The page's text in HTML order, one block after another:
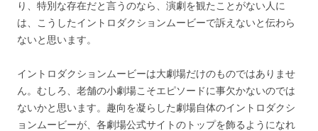
り、特別な存在だと言うのなら、演劇を観たことがない人に
は、こうしたイントロダクションムービーで訴えないと伝わら
ないと思います。
イントロダクションムービーは大劇場だけのものではありませ
ん。むしろ、老舗の小劇場こそエピソードに事欠かないのでは
ないかと思います。趣向を凝らした劇場自体のイントロダクシ
ョンムービーが、各劇場公式サイトのトップを飾るようになれ